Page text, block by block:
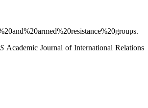
Academic Journal of International Relations